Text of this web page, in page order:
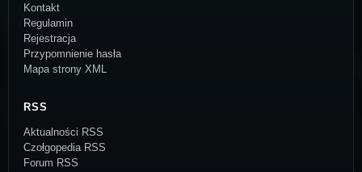
Kontakt
Regulamin
Rejestracja
Przypomnienie hasła
Mapa strony XML
RSS
Aktualności RSS
Czołgopedia RSS
Forum RSS